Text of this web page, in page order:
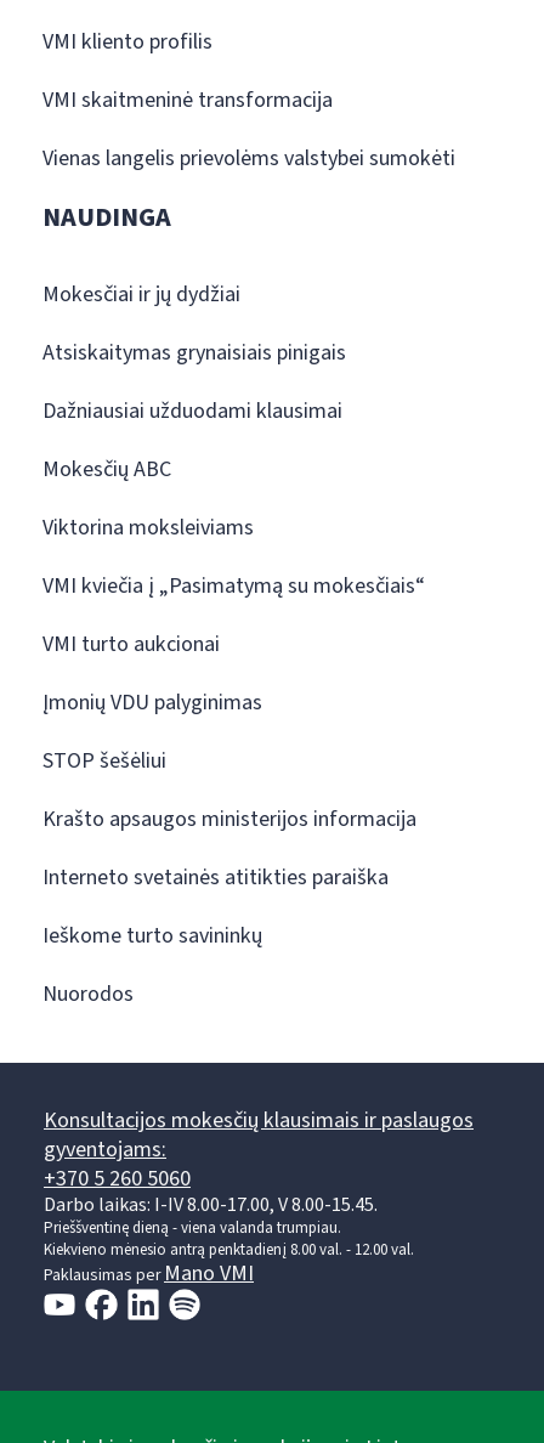
VMI kliento profilis
VMI skaitmeninė transformacija
Vienas langelis prievolėms valstybei sumokėti
NAUDINGA
Mokesčiai ir jų dydžiai
Atsiskaitymas grynaisiais pinigais
Dažniausiai užduodami klausimai
Mokesčių ABC
Viktorina moksleiviams
VMI kviečia į „Pasimatymą su mokesčiais“
VMI turto aukcionai
Įmonių VDU palyginimas
STOP šešėliui
Krašto apsaugos ministerijos informacija
Interneto svetainės atitikties paraiška
Ieškome turto savininkų
Nuorodos
Konsultacijos mokesčių klausimais ir paslaugos
gyventojams:
+370 5 260 5060
Darbo laikas: I-IV 8.00-17.00, V 8.00-15.45.
Prieššventinę dieną - viena valanda trumpiau.
Kiekvieno mėnesio antrą penktadienį 8.00 val. - 12.00 val.
Paklausimas perMano VMI